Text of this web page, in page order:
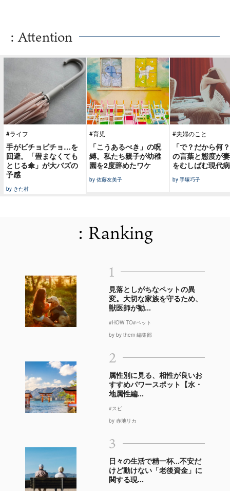
: Attention
#ライフ
手がビチョビチョ…を
回避。「畳まなくても
とじる傘」が大バズの
予感
by きた村
#育児
「こうあるべき」の呪
縛。私たち親子が幼稚
園を2度辞めたワケ
by 佐藤友美子
#夫婦のこと
「で？だから何
の言葉と態度が
をむしばむ現代病
by 手塚巧子
: Ranking
1
見落としがちなペットの異
変。大切な家族を守るため、
獣医師が勧...
#HOW TO#ペット
by by them 編集部
2
属性別に見る、相性が良いお
すすめパワースポット【水・
地属性編...
#スピ
by 赤池リカ
3
日々の生活で精一杯…不安だ
けど動けない「老後資金」に
関する現...